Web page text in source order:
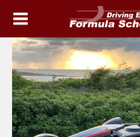
HEM
EVENT & UPPLEVELSER
BOKA TID